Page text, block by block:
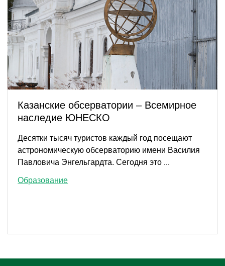
Казанские обсерватории – Всемирное
наследие ЮНЕСКО
Десятки тысяч туристов каждый год посещают
астрономическую обсерваторию имени Василия
Павловича Энгельгардта. Сегодня это ...
Образование